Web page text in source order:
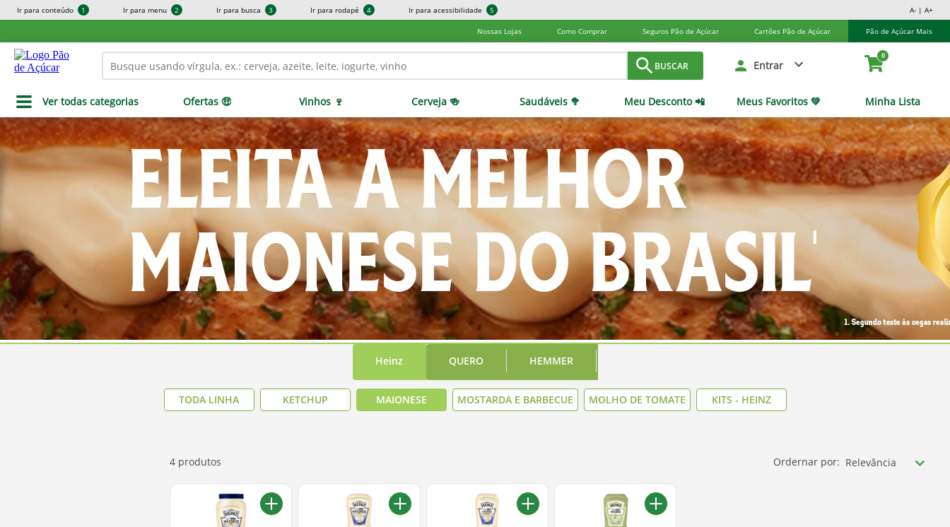
Ir para conteúdo 1 Ir para menu 2 Ir para busca 3 Ir para rodapé 4 Ir para acessibilidade 5 A- | A+
Nossas Lojas Como Comprar Seguros Pão de Açúcar Cartões Pão de Açúcar Pão de Açúcar Mais
BUSCAR Entrar
0
Ver todas categorias Ofertas 🤑 Vinhos 🍷 Cerveja 🍻 Saudáveis 🥦 Meu Desconto 📲 Meus Favoritos 💚 Minha Lista
Heinz QUERO HEMMER
TODA LINHA KETCHUP MAIONESE MOSTARDA E BARBECUE MOLHO DE TOMATE KITS - HEINZ
4 produtos Ordernar por: Relevância